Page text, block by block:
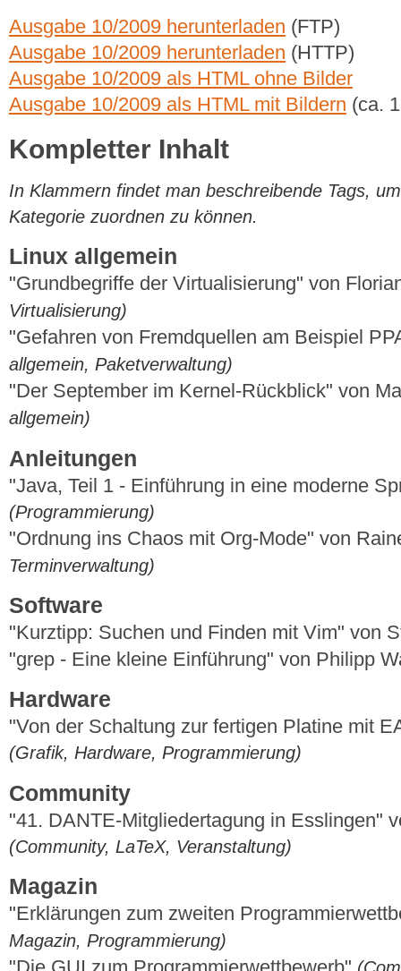
Ausgabe 10/2009 herunterladen (FTP)
Ausgabe 10/2009 herunterladen (HTTP)
Ausgabe 10/2009 als HTML ohne Bilder
Ausgabe 10/2009 als HTML mit Bildern (ca.
Kompletter Inhalt
In Klammern findet man beschreibende Tags,
Kategorie zuordnen zu können.
Linux allgemein
"Grundbegriffe der Virtualisierung" von
Virtualisierung)
"Gefahren von Fremdquellen am Beispiel
allgemein, Paketverwaltung)
"Der September im Kernel-Rückblick" von
allgemein)
Anleitungen
"Java, Teil 1 - Einführung in eine moderne
(Programmierung)
"Ordnung ins Chaos mit Org-Mode" von
Terminverwaltung)
Software
"Kurztipp: Suchen und Finden mit Vim" von
"grep - Eine kleine Einführung" von Philipp
Hardware
"Von der Schaltung zur fertigen Platine mit
(Grafik, Hardware, Programmierung)
Community
"41. DANTE-Mitgliedertagung in Esslingen"
(Community, LaTeX, Veranstaltung)
Magazin
"Erklärungen zum zweiten
Magazin, Programmierung)